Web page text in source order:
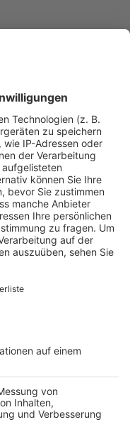
ist um 11:30 Uhr.
eine TOP Live-
auf dem
mit etwas Glück
findet ihr hier!
auch immer
Podcast "Kölsch &